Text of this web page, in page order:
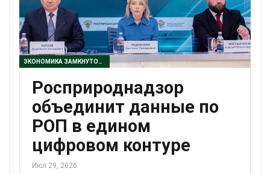
ЭКОНОМИКА ЗАМКНУТОГО ЦИКЛА
Росприроднадзор
объединит данные по
РОП в едином
цифровом контуре
Июл 29, 2026